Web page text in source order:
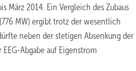
März 2014. Ein Vergleich des Zubaus
MW) ergibt trotz der wesentlich
neben der stetigen Absenkung der
Abgabe auf Eigenstrom